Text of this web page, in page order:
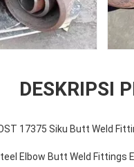
DESKRIPSI
17375 Siku Butt Weld
Elbow Butt Weld Fittings